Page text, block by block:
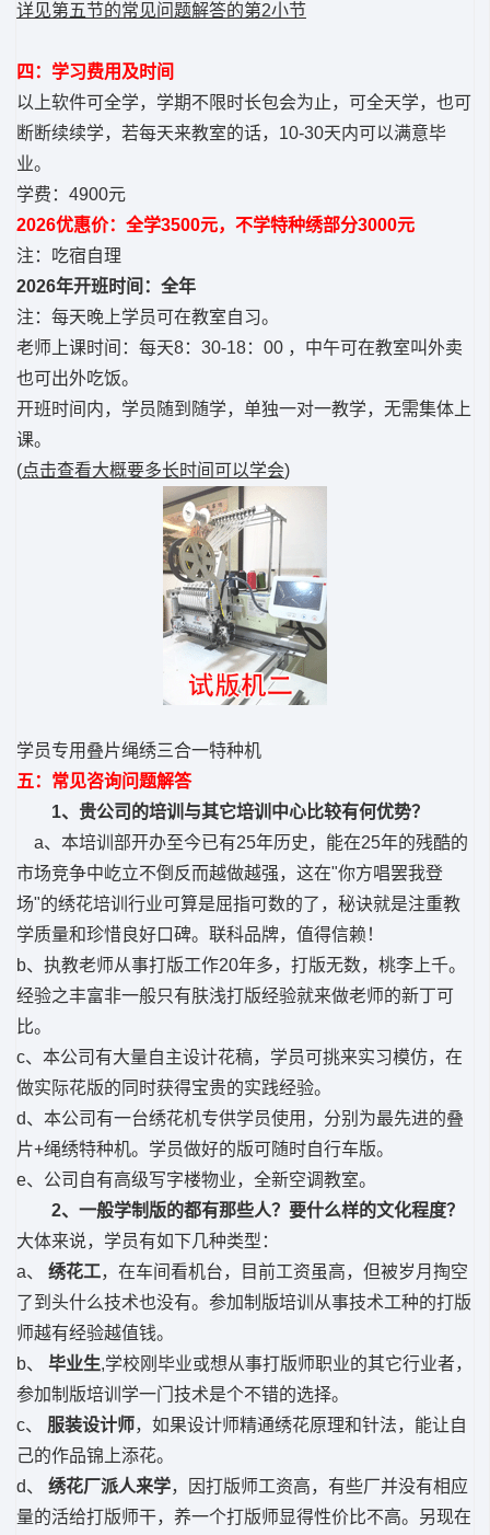
详见第五节的常见问题解答的第2小节
四：学习费用及时间
以上软件可全学，学期不限时长包会为止，可全天学，也可
断断续续学，若每天来教室的话，10-30天内可以满意毕
业。
学费：4900元
2026优惠价：全学3500元，不学特种绣部分3000元
注：吃宿自理
2026年开班时间：全年
注：每天晚上学员可在教室自习。
老师上课时间：每天8：30-18：00 ，中午可在教室叫外卖
也可出外吃饭。
开班时间内，学员随到随学，单独一对一教学，无需集体上
课。
(点击查看大概要多长时间可以学会)
学员专用叠片绳绣三合一特种机
五：常见咨询问题解答
1、贵公司的培训与其它培训中心比较有何优势？
a、本培训部开办至今已有25年历史，能在25年的残酷的
市场竞争中屹立不倒反而越做越强，这在"你方唱罢我登
场"的绣花培训行业可算是屈指可数的了，秘诀就是注重教
学质量和珍惜良好口碑。联科品牌，值得信赖！
b、执教老师从事打版工作20年多，打版无数，桃李上千。
经验之丰富非一般只有肤浅打版经验就来做老师的新丁可
比。
c、本公司有大量自主设计花稿，学员可挑来实习模仿，在
做实际花版的同时获得宝贵的实践经验。
d、本公司有一台绣花机专供学员使用，分别为最先进的叠
片+绳绣特种机。学员做好的版可随时自行车版。
e、公司自有高级写字楼物业，全新空调教室。
2、一般学制版的都有那些人？要什么样的文化程度？
大体来说，学员有如下几种类型：
a、 绣花工，在车间看机台，目前工资虽高，但被岁月掏空
了到头什么技术也没有。参加制版培训从事技术工种的打版
师越有经验越值钱。
b、 毕业生,学校刚毕业或想从事打版师职业的其它行业者，
参加制版培训学一门技术是个不错的选择。
c、 服装设计师，如果设计师精通绣花原理和针法，能让自
己的作品锦上添花。
d、 绣花厂派人来学，因打版师工资高，有些厂并没有相应
量的活给打版师干，养一个打版师显得性价比不高。另现在